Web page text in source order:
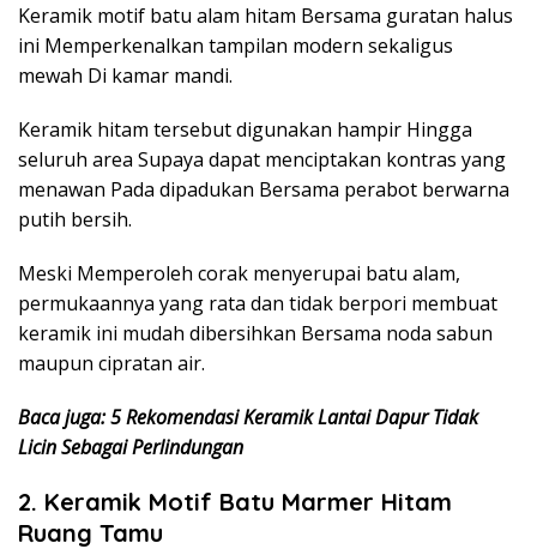
Keramik motif batu alam hitam Bersama guratan halus
ini Memperkenalkan tampilan modern sekaligus
mewah Di kamar mandi.
Keramik hitam tersebut digunakan hampir Hingga
seluruh area Supaya dapat menciptakan kontras yang
menawan Pada dipadukan Bersama perabot berwarna
putih bersih.
Meski Memperoleh corak menyerupai batu alam,
permukaannya yang rata dan tidak berpori membuat
keramik ini mudah dibersihkan Bersama noda sabun
maupun cipratan air.
Baca juga: 5 Rekomendasi Keramik Lantai Dapur Tidak
Licin Sebagai Perlindungan
2. Keramik Motif Batu Marmer Hitam
Ruang Tamu